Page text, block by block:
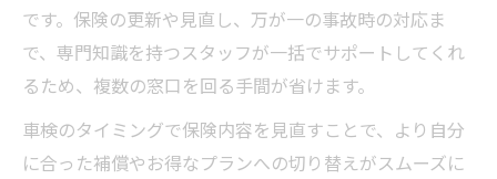
です。保険の更新や見直し、万が一の事故時の対応ま
で、専門知識を持つスタッフが一括でサポートしてくれ
るため、複数の窓口を回る手間が省けます。
車検のタイミングで保険内容を見直すことで、より自分
に合った補償やお得なプランへの切り替えがスムーズに